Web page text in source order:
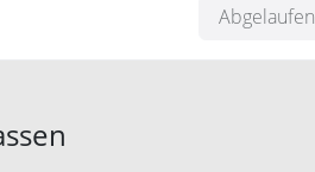
Auto & Motorrad sowie Bücher,
Sie sich auf blitzschnellen
Abgelaufen